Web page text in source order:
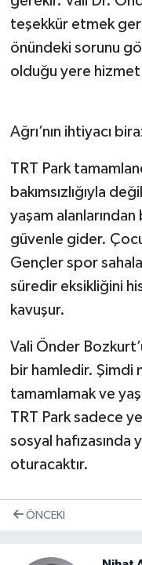
teşekkür etmek
önündeki sorunu
olduğu yere
Ağrı’nın ihtiyacı
TRT Park
bakımsızlığıyla
yaşam alanlarından
güvenle gider.
Gençler spor
süredir eksikliğini
kavuşur.
Vali Önder
bir hamledir. Şimdi
tamamlamak ve
TRT Park sadece
sosyal
oturacaktır.
ÖNCEKI